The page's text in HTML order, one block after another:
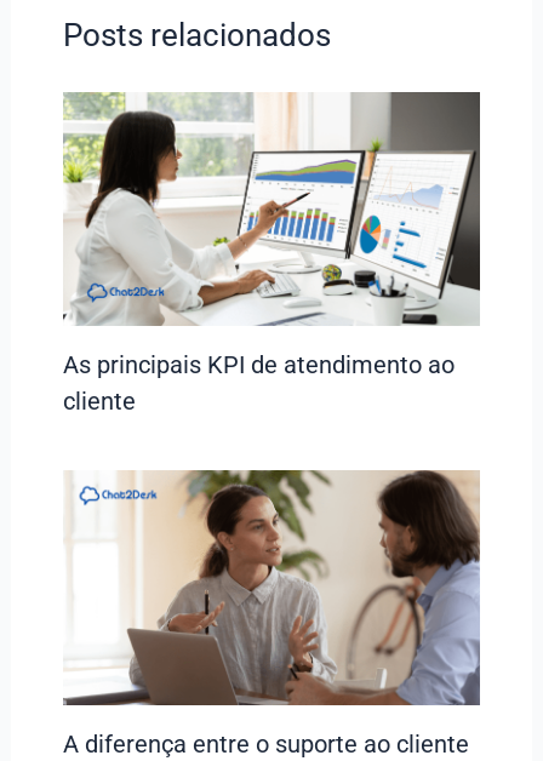
Posts relacionados
As principais KPI de atendimento ao
cliente
A diferença entre o suporte ao cliente